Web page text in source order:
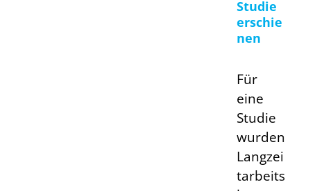
Studie
erschie
nen
Für
eine
Studie
wurden
Langzei
tarbeits